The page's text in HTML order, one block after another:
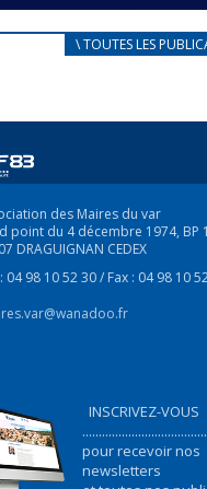
D’ACCUEIL
au mieux les
\ TOUTES LES
des Maires du var
point du 4 décembre 1974, BP
DRAGUIGNAN CEDEX
04 98 10 52 30 / Fax : 04 98 10
INSCRIVEZ-VOUS
pour recevoir nos
newsletters